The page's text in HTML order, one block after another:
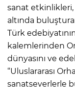
sanat etkinlikleri,
altında
Türk
kalemlerinden
dünyasını ve
“Uluslararası
sanatseverlerle